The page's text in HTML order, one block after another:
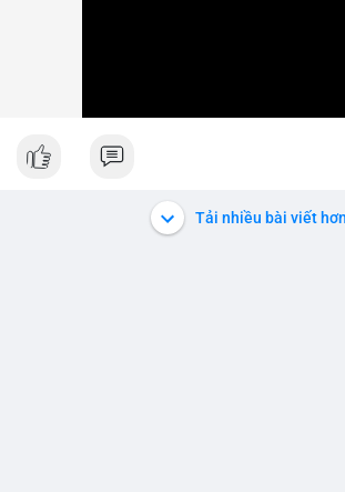
Tải nhiều bài viết hơn